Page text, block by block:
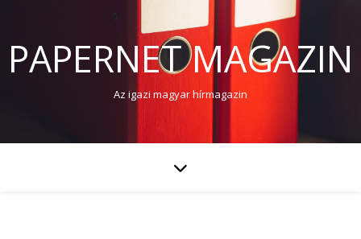
PAPERNET MAGAZIN
Az igazi magyar hírmagazin